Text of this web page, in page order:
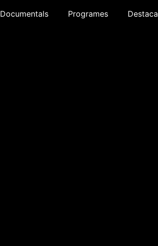
Documentals Programes Destacat